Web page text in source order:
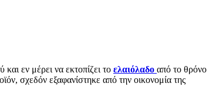
εν μέρει να εκτοπίζει το ελαιόλαδο από το θρόνο
σχεδόν εξαφανίστηκε από την οικονομία της